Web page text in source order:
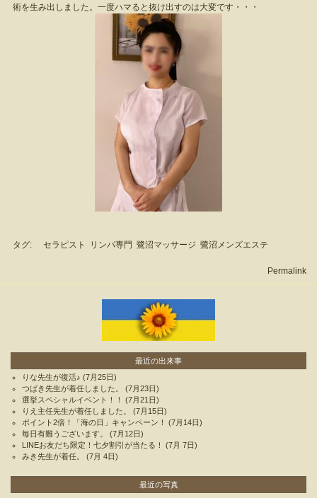
術を生み出しました。一度ハマると抜け出すのは大変です・・・
タグ: セラピスト リンパ専門 鷺沼マッサージ 鷺沼メンズエステ
Permalink
最近の出来事
りな先生が復活♪ (7月25日)
つばき先生が着任しました。
(7月23日)
選挙スペシャルイベント！！
(7月21日)
りえ主任先生が着任しました。
(7月15日)
ポイント2倍！「海の日」キャンペーン！
(7月14日)
毎日有難うございます。
(7月12日)
LINEお友だち限定！七夕割引が当たる！
(7月 7日)
みき先生が着任。
(7月 4日)
最近の写真